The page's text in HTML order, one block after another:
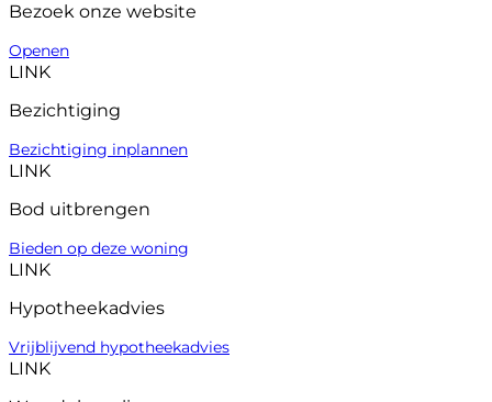
Bezoek onze website
Openen
LINK
Bezichtiging
Bezichtiging inplannen
LINK
Bod uitbrengen
Bieden op deze woning
LINK
Hypotheekadvies
Vrijblijvend hypotheekadvies
LINK